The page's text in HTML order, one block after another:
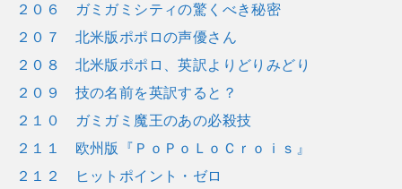
２０６ ガミガミシティの驚くべき秘密
２０７ 北米版ポポロの声優さん
２０８ 北米版ポポロ、英訳よりどりみどり
２０９ 技の名前を英訳すると？
２１０ ガミガミ魔王のあの必殺技
２１１ 欧州版『ＰｏＰｏＬｏＣｒｏｉｓ』
２１２ ヒットポイント・ゼロ